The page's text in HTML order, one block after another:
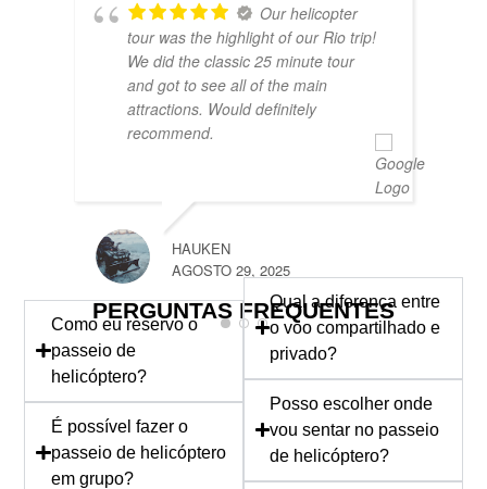
Our helicopter
tour was the highlight of our Rio trip!
We did the classic 25 minute tour
and got to see all of the main
attractions. Would definitely
recommend.
HAUKEN
AGOSTO 29, 2025
PERGUNTAS FREQUENTES
Como eu reservo o
passeio de
helicóptero?
É possível fazer o
passeio de helicóptero
em grupo?
Qual a diferença entre
o voo compartilhado e
privado?
Posso escolher onde
vou sentar no passeio
de helicóptero?